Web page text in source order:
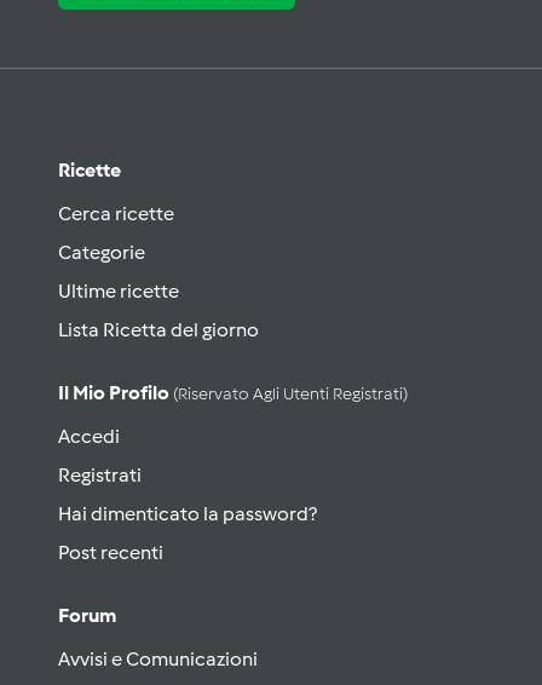
Ricette
Cerca ricette
Categorie
Ultime ricette
Lista Ricetta del giorno
Il Mio Profilo (riservato Agli Utenti Registrati)
Accedi
Registrati
Hai dimenticato la password?
Post recenti
Forum
Avvisi e Comunicazioni